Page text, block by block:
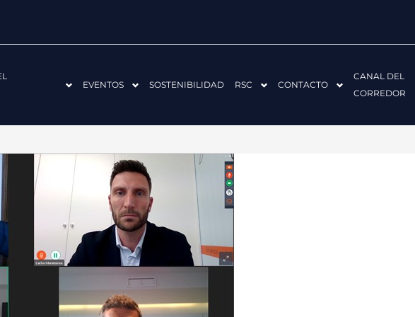
EVENTOS SOSTENIBILIDAD RSC CONTACTO
CANAL DEL
CORREDOR